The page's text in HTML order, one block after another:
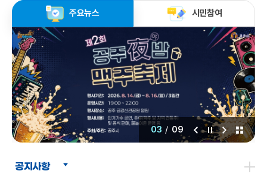
주요뉴스
03 / 09
시민참여
공지사항